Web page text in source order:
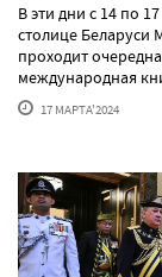
В эти дни с 14 по
столице Беларуси
проходит
международная
17 МАРТА'2024